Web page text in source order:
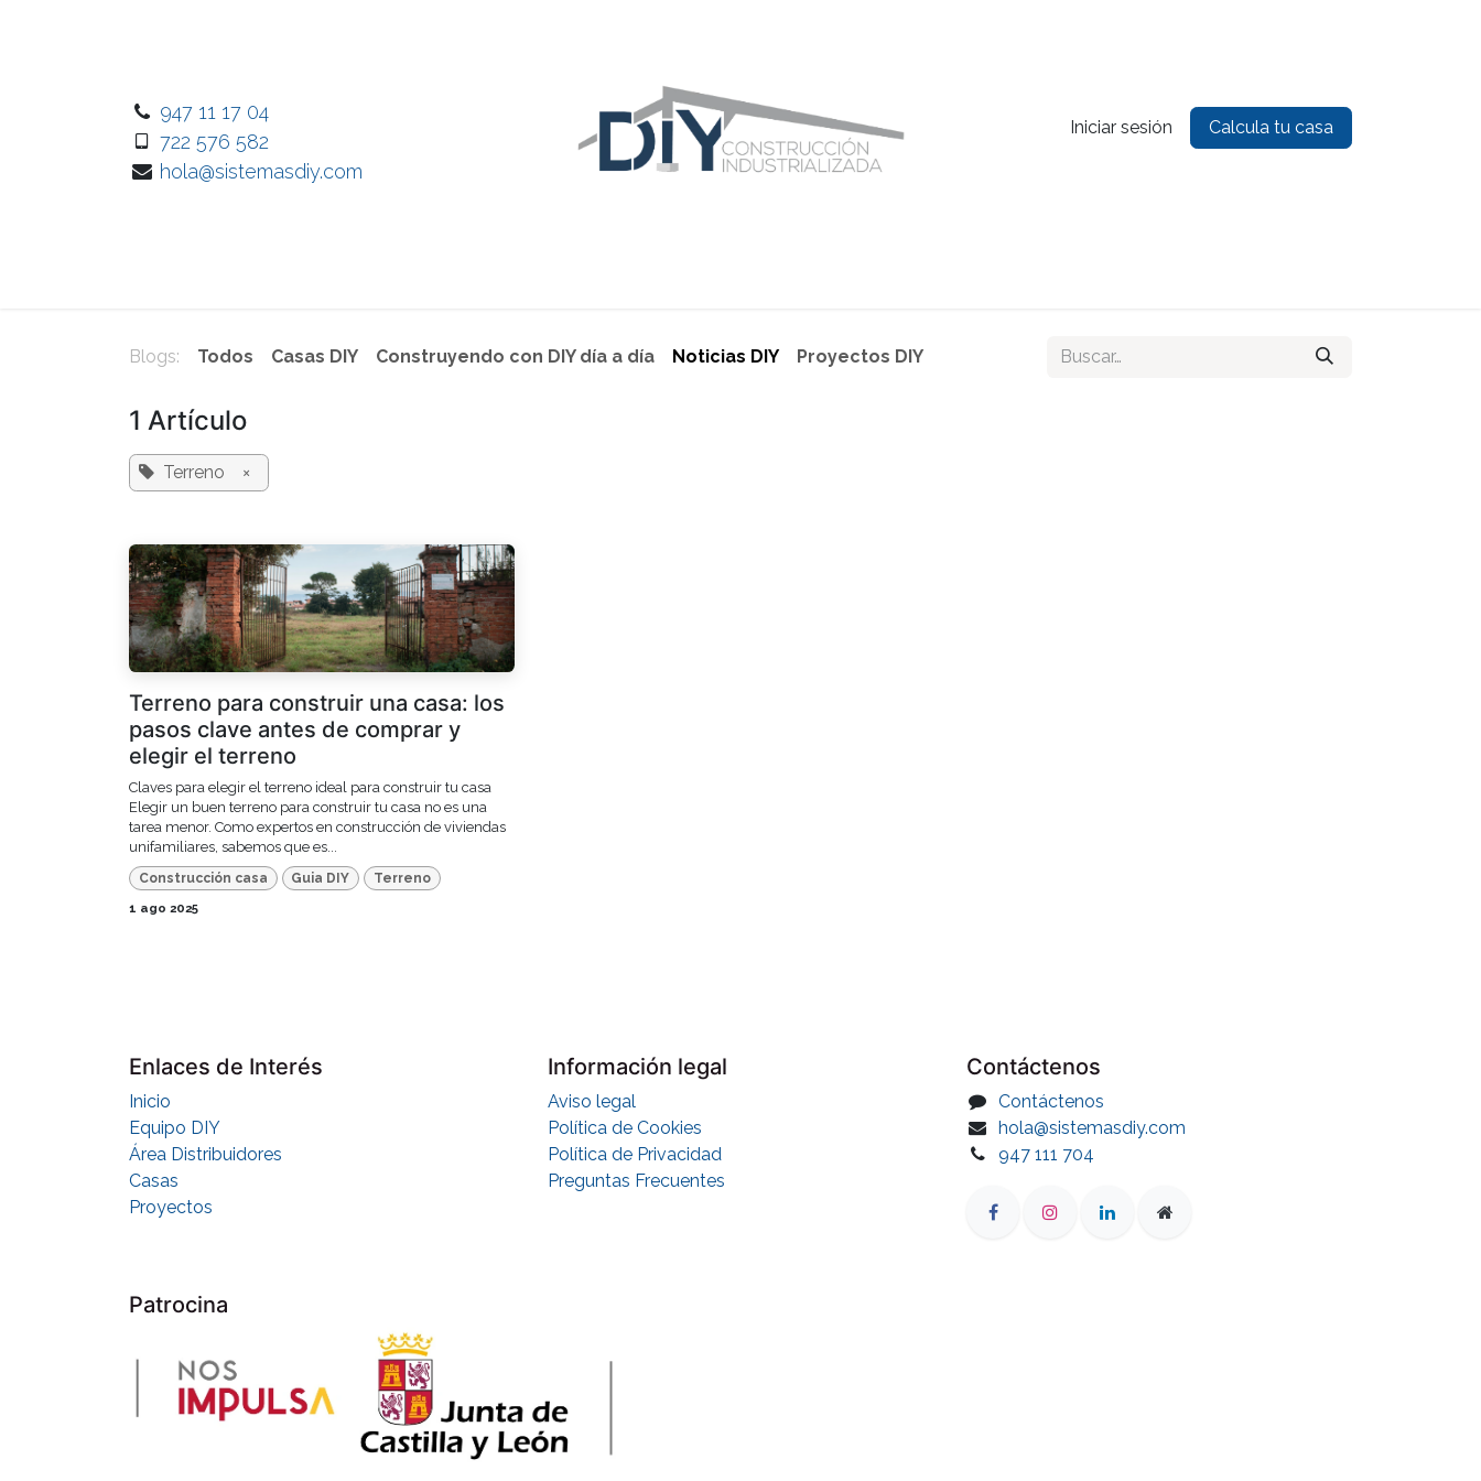
947 11 17 04
722 576 582
hola@sistemasdiy.com
Iniciar sesión Calcula tu casa
Blogs: Todos Casas DIY Construyendo con DIY día a día Noticias DIY Proyectos DIY
1 Artículo
Terreno ×
Terreno para construir una casa: los
pasos clave antes de comprar y
elegir el terreno
Claves para elegir el terreno ideal para construir tu casa
Elegir un buen terreno para construir tu casa no es una
tarea menor. Como expertos en construcción de viviendas
unifamiliares, sabemos que es...
Construcción casa Guia DIY
Terreno
1 ago 2025
Enlaces de Interés
Inicio
Equipo DIY
Área Distribuidores
Casas
Proyectos
Información legal
Aviso legal
Política de Cookies
Política de Privacidad
Preguntas Frecuentes
Contáctenos
Contáctenos
hola@sistemasdiy.com
947 111 704
Patrocina